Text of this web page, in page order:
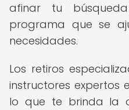
afinar tu
programa que se
necesidades.
Los retiros
instructores expertos
lo que te brinda la